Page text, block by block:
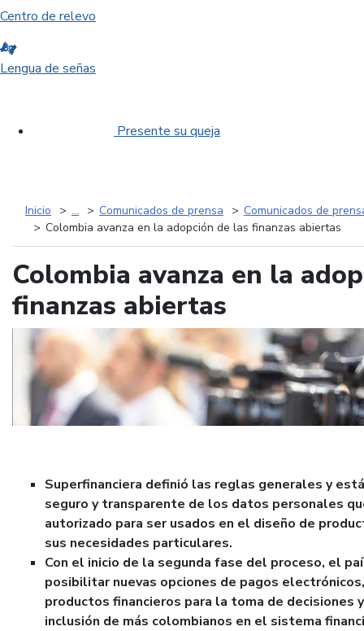
Centro de relevo
Lengua de señas
Presente su queja
Inicio ... Comunicados de prensa
Comunicados de
Colombia avanza en la adopción de las finanzas abiertas
Colombia avanza en la
finanzas abiertas
Superfinanciera definió las reglas generales y
seguro y transparente de los datos personales
autorizado para ser usados en el diseño de
sus necesidades particulares.
Con el inicio de la segunda fase del proceso, el
posibilitar nuevas opciones de pagos
productos financieros para la toma de decisiones
inclusión de más colombianos en el sistema